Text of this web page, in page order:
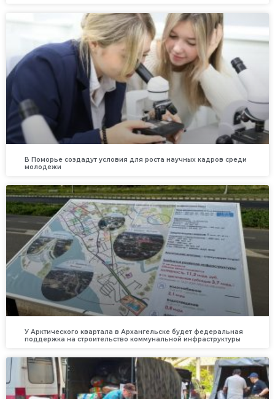
В Поморье создадут условия для роста научных кадров среди
молодежи
У Арктического квартала в Архангельске будет федеральная
поддержка на строительство коммунальной инфраструктуры